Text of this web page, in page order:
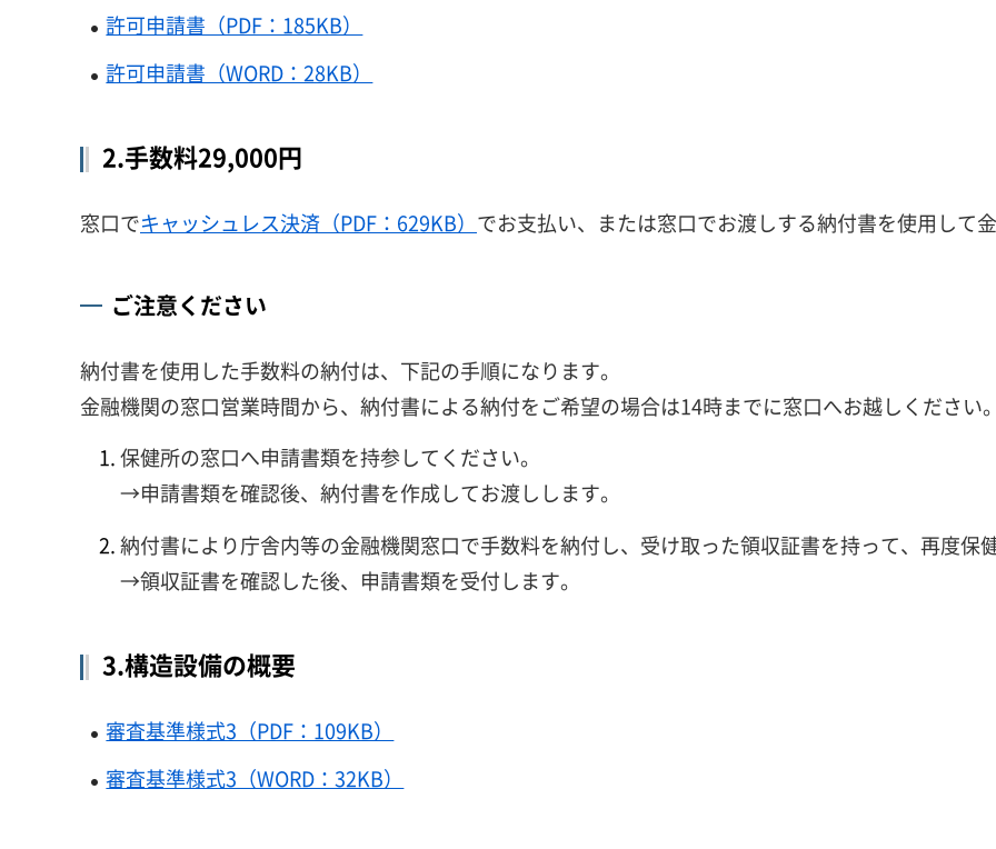
許可申請書（PDF：185KB）
許可申請書（WORD：28KB）
2.手数料29,000円
窓口でキャッシュレス決済（PDF：629KB） でお支払い、または窓口でお渡しする納付書を使用して
ご注意ください
納付書を使用した手数料の納付は、下記の手順になります。
金融機関の窓口営業時間から、納付書による納付をご希望の場合は14時までに窓口へお越しください。
保健所の窓口へ申請書類を持参してください。
→申請書類を確認後、納付書を作成してお渡しします。
納付書により庁舎内等の金融機関窓口で手数料を納付し、受け取った領収証書を持って、再度保
→領収証書を確認した後、申請書類を受付します。
3.構造設備の概要
審査基準様式3（PDF：109KB）
審査基準様式3（WORD：32KB）